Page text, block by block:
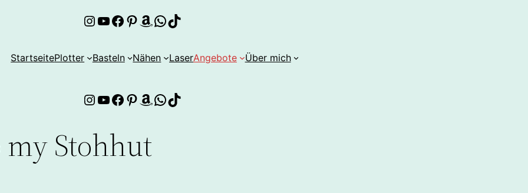
Instagram
YouTube
Facebook
Pinterest
Amazon
WhatsApp
TikTok
StartseitePlotter Basteln Nähen LaserAngebote Über mich
Instagram
YouTube
Facebook
Pinterest
Amazon
WhatsApp
TikTok
Stohhut